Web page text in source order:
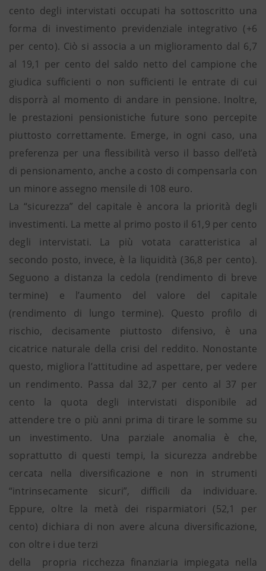
cento degli intervistati occupati ha sottoscritto una
forma di investimento previdenziale integrativo (+6
per cento). Ciò si associa a un miglioramento dal 6,7
al 19,1 per cento del saldo netto del campione che
giudica sufficienti o non sufficienti le entrate di cui
disporrà al momento di andare in pensione. Inoltre,
le prestazioni pensionistiche future sono percepite
piuttosto correttamente. Emerge, in ogni caso, una
preferenza per una flessibilità verso il basso dell’età
di pensionamento, anche a costo di compensarla con
un minore assegno mensile di 108 euro.
La “sicurezza” del capitale è ancora la priorità degli
investimenti. La mette al primo posto il 61,9 per cento
degli intervistati. La più votata caratteristica al
secondo posto, invece, è la liquidità (36,8 per cento).
Seguono a distanza la cedola (rendimento di breve
termine) e l’aumento del valore del capitale
(rendimento di lungo termine). Questo profilo di
rischio, decisamente piuttosto difensivo, è una
cicatrice naturale della crisi del reddito. Nonostante
questo, migliora l’attitudine ad aspettare, per vedere
un rendimento. Passa dal 32,7 per cento al 37 per
cento la quota degli intervistati disponibile ad
attendere tre o più anni prima di tirare le somme su
un investimento. Una parziale anomalia è che,
soprattutto di questi tempi, la sicurezza andrebbe
cercata nella diversificazione e non in strumenti
“intrinsecamente sicuri”, difficili da individuare.
Eppure, oltre la metà dei risparmiatori (52,1 per
cento) dichiara di non avere alcuna diversificazione,
con oltre i due terzi
della propria ricchezza finanziaria impiegata nella